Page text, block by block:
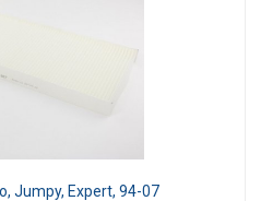
Jumpy, Expert, 94-07